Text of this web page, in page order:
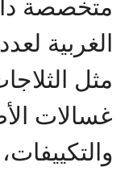
متخصصة
الغربية
مثل
غسالات